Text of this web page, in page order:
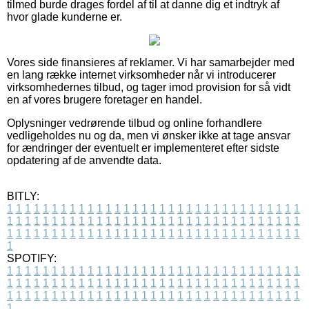
tilmed burde drages fordel af til at danne dig et indtryk af
hvor glade kunderne er.
Vores side finansieres af reklamer. Vi har samarbejder med
en lang række internet virksomheder når vi introducerer
virksomhedernes tilbud, og tager imod provision for så vidt
en af vores brugere foretager en handel.
Oplysninger vedrørende tilbud og online forhandlere
vedligeholdes nu og da, men vi ønsker ikke at tage ansvar
for ændringer der eventuelt er implementeret efter sidste
opdatering af de anvendte data.
BITLY:
1 1 1 1 1 1 1 1 1 1 1 1 1 1 1 1 1 1 1 1 1 1 1 1 1 1 1 1 1 1 1 1 1
1 1 1 1 1 1 1 1 1 1 1 1 1 1 1 1 1 1 1 1 1 1 1 1 1 1 1 1 1 1 1 1 1
1 1 1 1 1 1 1 1 1 1 1 1 1 1 1 1 1 1 1 1 1 1 1 1 1 1 1 1 1 1 1 1 1
1
SPOTIFY:
1 1 1 1 1 1 1 1 1 1 1 1 1 1 1 1 1 1 1 1 1 1 1 1 1 1 1 1 1 1 1 1 1
1 1 1 1 1 1 1 1 1 1 1 1 1 1 1 1 1 1 1 1 1 1 1 1 1 1 1 1 1 1 1 1 1
1 1 1 1 1 1 1 1 1 1 1 1 1 1 1 1 1 1 1 1 1 1 1 1 1 1 1 1 1 1 1 1 1